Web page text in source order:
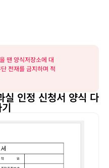
땐 양식저장소에 대
전재를 금지하며 적
실 인정 신청서 양식 다